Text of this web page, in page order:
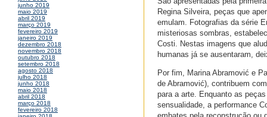
junho 2019
maio 2019
abril 2019
março 2019
fevereiro 2019
janeiro 2019
dezembro 2018
novembro 2018
outubro 2018
setembro 2018
agosto 2018
julho 2018
junho 2018
maio 2018
abril 2018
março 2018
fevereiro 2018
Regina Silveira, peças que
emulam. Fotografias da série
misteriosas sombras,
Costi. Nestas imagens que
humanas já se ausentaram,
Por fim, Marina Abramović e
de Abramović), contribuem
para a arte. Enquanto as
sensualidade, a performance